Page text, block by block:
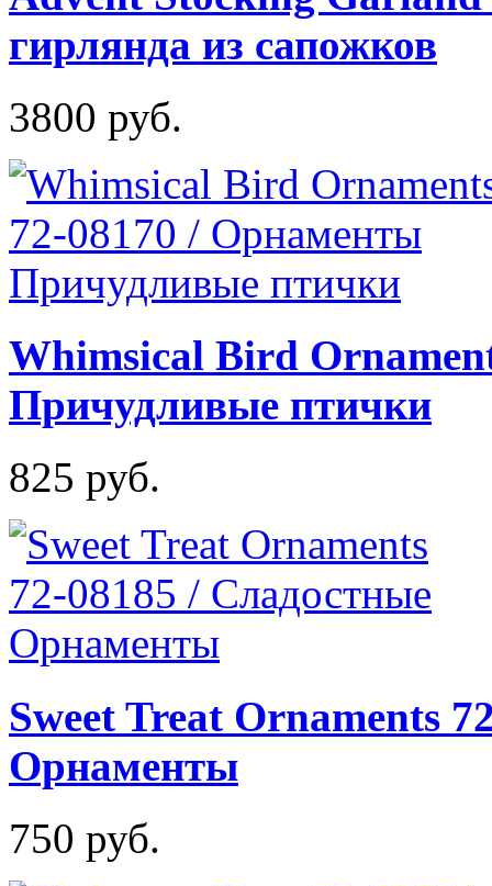
гирлянда из сапожков
3800 руб.
Whimsical Bird
Причудливые птички
825 руб.
Sweet Treat Ornaments
Орнаменты
750 руб.